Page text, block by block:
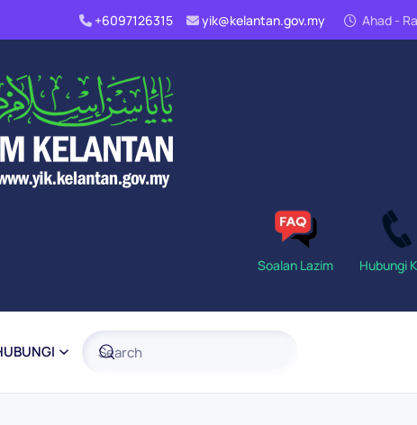
+6097126315 yik@kelantan.gov.my Ahad -
Soalan Lazim Hubungi